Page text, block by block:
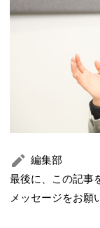
編集部
最後に、この記事
メッセージをお願